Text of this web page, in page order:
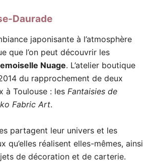
Daurade
japonisante à l’atmosphère
que l’on peut découvrir les
Nuage. L’atelier boutique
du rapprochement de deux
à Toulouse : les Fantaisies de
Fabric Art.
partagent leur univers et les
qu’elles réalisent elles-mêmes, ainsi
de décoration et de carterie.